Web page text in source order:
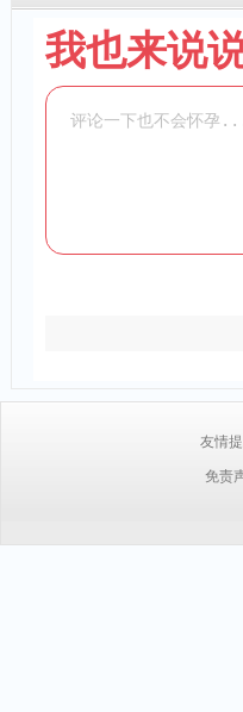
我也来说
友情
免责